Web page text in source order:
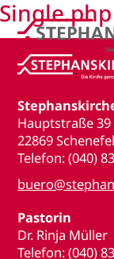
Hauptstraße 39
22869
Telefon: (040)
Pastorin
Dr. Rinja Müller
Telefon: (040)